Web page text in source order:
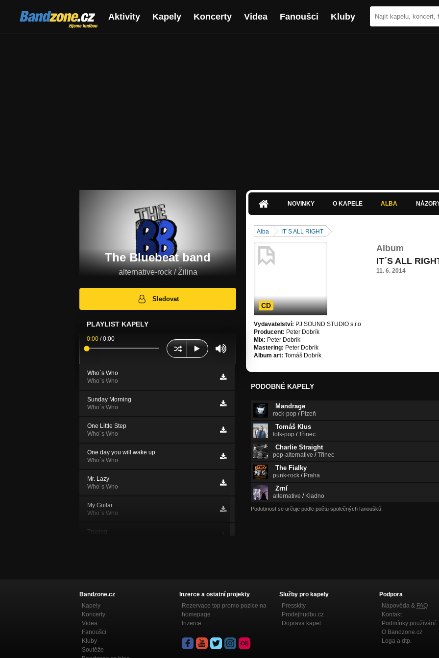
Bandzone.cz
žijeme hudbou
Aktivity Kapely Koncerty Videa Fanoušci Kluby
The Bluebeat band
alternative-rock / Žilina
Sledovat
PLAYLIST KAPELY
0:00 /0:00
Who´s Who
Who´s Who
Sunday Morning
Who´s Who
One Little Step
Who´s Who
One day you will wake up
Who´s Who
Mr. Lazy
Who´s Who
My Guitar
Who´s Who
Tracing
Who´s Who
From My Hideout
Who´s Who
Autumn
Who´s Who
NOVINKY O KAPELE ALBA
Alba IT´S ALL RIGHT
CD
Vydavatelství: PJ SOUND STUDIO s.r.o
Producent: Peter Dobrík
Mix: Peter Dobrík
Mastering: Peter Dobrík
Album art: Tomáš Dobrík
Album
IT´S ALL
11. 6. 2014
PODOBNÉ KAPELY
Mandrage
rock-pop / Plzeň
Tomáš Klus
folk-pop /Třinec
Charlie Straight
pop-alternative /Třinec
The Fialky
punk-rock / Praha
Zrní
alternative / Kladno
Podobnost se určuje podle počtu společných fanoušků.
Bandzone.cz
Kapely
Koncerty
Videa
Fanoušci
Kluby
Soutěže
Inzerce a ostatní projekty
Rezervace top promo pozice na
homepage
Inzerce
Služby pro kapely
Presskity
Prodejhudbu.cz
Doprava kapel
Podpora
Nápověda & FAQ
Kontakt
Podmínky používání
O Bandzone.cz
Loga a dtp.